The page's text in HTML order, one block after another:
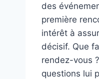
des
première
intérêt à
décisif. Que
rendez-vous
questions lui